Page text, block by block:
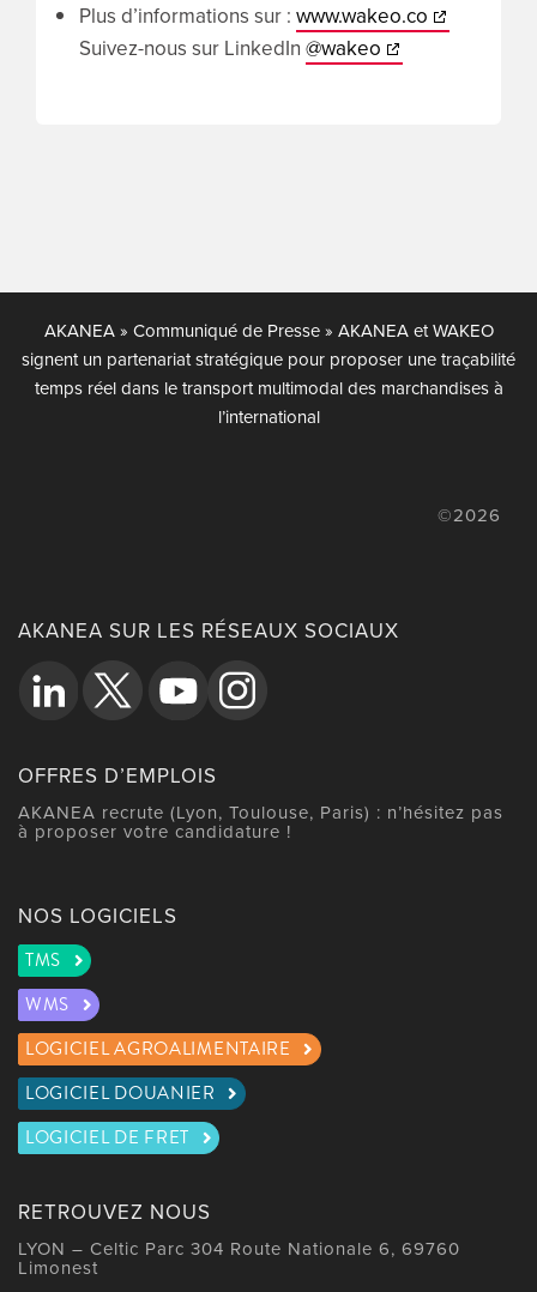
Plus d’informations sur : www.wakeo.co
Suivez-nous sur LinkedIn @wakeo
AKANEA» Communiqué de Presse» AKANEA et WAKEO
signent un partenariat stratégique pour proposer une traçabilité
temps réel dans le transport multimodal des marchandises à
l’international
©2026
AKANEA SUR LES RÉSEAUX SOCIAUX
OFFRES D’EMPLOIS
AKANEA recrute (Lyon, Toulouse, Paris) : n’hésitez pas
à proposer votre candidature !
NOS LOGICIELS
TMS
WMS
LOGICIEL AGROALIMENTAIRE
LOGICIEL DOUANIER
LOGICIEL DE FRET
RETROUVEZ NOUS
LYON – Celtic Parc 304 Route Nationale 6, 69760
Limonest